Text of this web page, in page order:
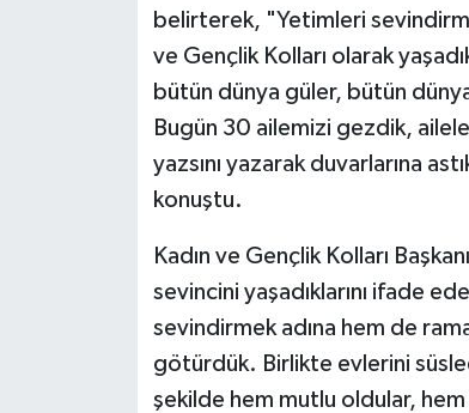
belirterek, "Yetimleri
ve Gençlik Kolları olarak
bütün dünya güler, bütün
Bugün 30 ailemizi gezdik,
yazsını yazarak duvarlarına
konuştu.
Kadın ve Gençlik Kolları
sevincini yaşadıklarını ifade
sevindirmek adına hem de
götürdük. Birlikte evlerini
şekilde hem mutlu oldular,
Çorum Müftülüğü
Denizli Müftülüğü
Diyarbakır Müftülüğü
Düzce Müftülüğü
Elazığ Müftülüğü
Biyografiler
Diyanet TV
İhtida Haberleri